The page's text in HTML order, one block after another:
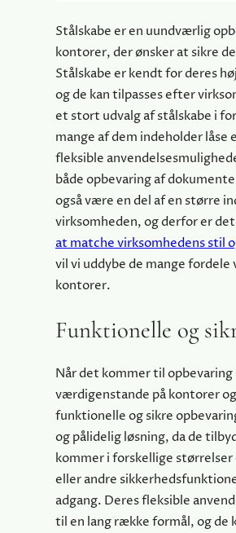
Stålskabe er en uundværlig
kontorer, der ønsker at sikre
Stålskabe er kendt for deres
og de kan tilpasses efter
et stort udvalg af stålskabe i
mange af dem indeholder
fleksible
både opbevaring af
også være en del af en større
virksomheden, og derfor er det
at matche virksomhedens stil
vil vi uddybe de mange
kontorer.
Funktionelle og
Når det kommer til
værdigenstande på kontorer
funktionelle og sikre
og pålidelig løsning, da de
kommer i forskellige
eller andre
adgang. Deres fleksible
til en lang række formål, og de